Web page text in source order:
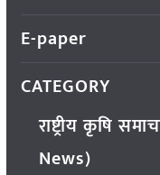
E-paper
CATEGORY
राष्ट्रीय कृषि
News)